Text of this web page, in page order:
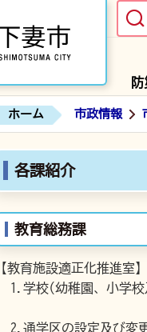
ホーム 市政情報
各課紹介
教育総務課
【教育施設適正化推進室】
1.学校(幼稚園、小学校
2.通学区の設定及び変